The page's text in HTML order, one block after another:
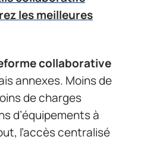
les meilleures
collaborative
annexes. Moins de
de charges
d’équipements à
l’accès centralisé